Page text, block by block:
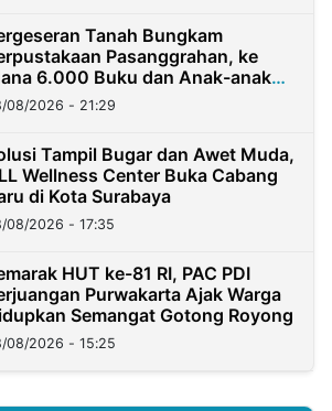
Tanah Bungkam
Pasanggrahan, ke
6.000 Buku dan Anak-anak
08/2026 - 21:29
Tampil Bugar dan Awet Muda,
Wellness Center Buka Cabang
di Kota Surabaya
08/2026 - 17:35
HUT ke-81 RI, PAC PDI
Purwakarta Ajak Warga
Semangat Gotong Royong
08/2026 - 15:25